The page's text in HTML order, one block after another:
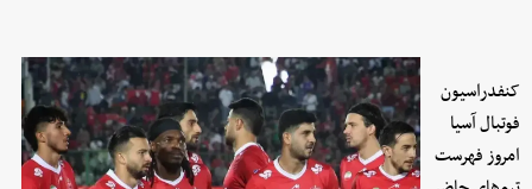
کنفدراسیون
فوتبال آسیا
امروز فهرست